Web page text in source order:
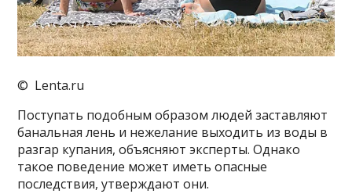
© Lenta.ru
Поступать подобным образом людей заставляют
банальная лень и нежелание выходить из воды в
разгар купания, объясняют эксперты. Однако
такое поведение может иметь опасные
последствия, утверждают они.